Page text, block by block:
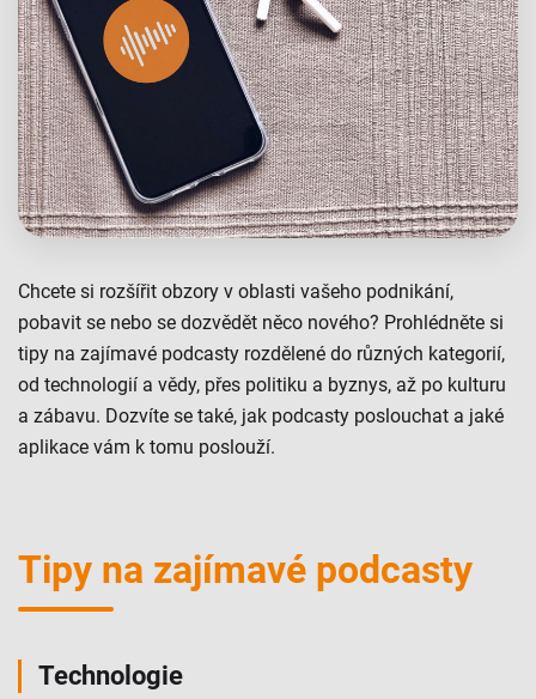
Chcete si rozšířit obzory v oblasti vašeho podnikání,
pobavit se nebo se dozvědět něco nového? Prohlédněte si
tipy na zajímavé podcasty rozdělené do různých kategorií,
od technologií a vědy, přes politiku a byznys, až po kulturu
a zábavu. Dozvíte se také, jak podcasty poslouchat a jaké
aplikace vám k tomu poslouží.
Tipy na zajímavé podcasty
Technologie